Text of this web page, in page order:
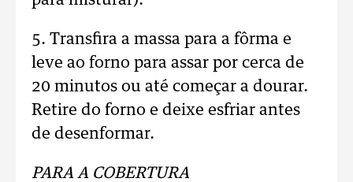
5. Transfira a massa para a fôrma e
leve ao forno para assar por cerca de
20 minutos ou até começar a dourar.
Retire do forno e deixe esfriar antes
de desenformar.
PARA A COBERTURA